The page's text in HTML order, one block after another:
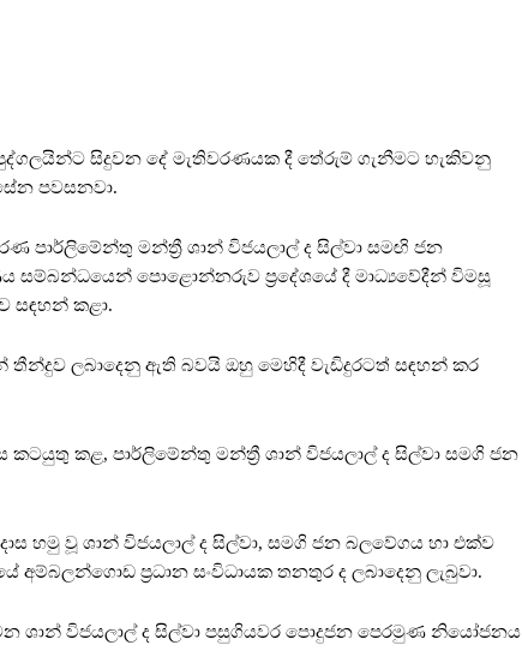
සිදුවන දේ මැතිවරණයක දී තේරුම් ගැනීමට හැකිවනු
පවසනවා.
පාර්ලිමේන්තු මන්ත්‍රී ශාන් විජයලාල් ද සිල්වා සමඟි ජන
සම්බන්ධයෙන් පොළොන්නරුව ප්‍රදේශයේ දී මාධ්‍යවේදීන් විමසූ
සඳහන් කළා.
ලබාදෙනු ඇති බවයි ඔහු මෙහිදී වැඩිදුරටත් සඳහන් කර
කළ, පාර්ලිමේන්තු මන්ත්‍රී ශාන් විජයලාල් ද සිල්වා සමගි ජන
හමු වූ ශාන් විජයලාල් ද සිල්වා, සමගි ජන බලවේගය හා එක්ව
ප්‍රධාන සංවිධායක තනතුර ද ලබාදෙනු ලැබුවා.
වන ශාන් විජයලාල් ද සිල්වා පසුගියවර පොදුජන පෙරමුණ නියෝජනය